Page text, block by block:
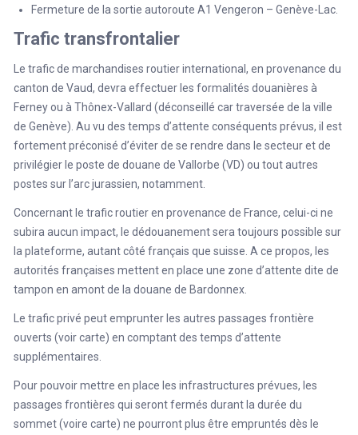
Fermeture de la sortie autoroute A1 Vengeron – Genève-Lac.
Trafic transfrontalier
Le trafic de marchandises routier international, en provenance du
canton de Vaud, devra effectuer les formalités douanières à
Ferney ou à Thônex-Vallard (déconseillé car traversée de la ville
de Genève). Au vu des temps d’attente conséquents prévus, il est
fortement préconisé d’éviter de se rendre dans le secteur et de
privilégier le poste de douane de Vallorbe (VD) ou tout autres
postes sur l’arc jurassien, notamment.
Concernant le trafic routier en provenance de France, celui-ci ne
subira aucun impact, le dédouanement sera toujours possible sur
la plateforme, autant côté français que suisse. A ce propos, les
autorités françaises mettent en place une zone d’attente dite de
tampon en amont de la douane de Bardonnex.
Le trafic privé peut emprunter les autres passages frontière
ouverts (voir carte) en comptant des temps d’attente
supplémentaires.
Pour pouvoir mettre en place les infrastructures prévues, les
passages frontières qui seront fermés durant la durée du
sommet (voire carte) ne pourront plus être empruntés dès le